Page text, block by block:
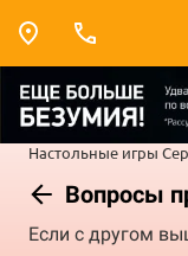
Настольные игры
Вопросы
Если с другом